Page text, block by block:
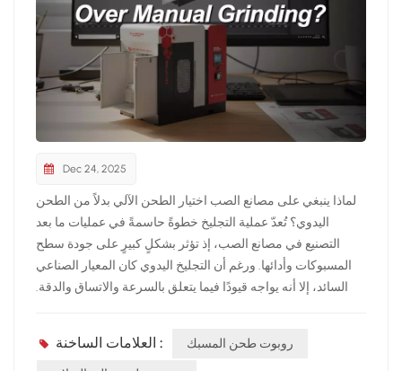
Dec 24, 2025
لماذا ينبغي على مصانع الصب اختيار الطحن الآلي بدلاً من الطحن
اليدوي؟ تُعدّ عملية التجليخ خطوةً حاسمةً في عمليات ما بعد
التصنيع في مصانع الصب، إذ تؤثر بشكلٍ كبيرٍ على جودة سطح
المسبوكات وأدائها. ورغم أن التجليخ اليدوي كان المعيار الصناعي
السائد، إلا أنه يواجه قيودًا فيما يتعلق بالسرعة والاتساق والدقة.
كفاءة الإنتاجعلى عكس العمل اليدوي، يمكن للروبوتات العمل
العلامات الساخنة : روبوت طحن المسبك